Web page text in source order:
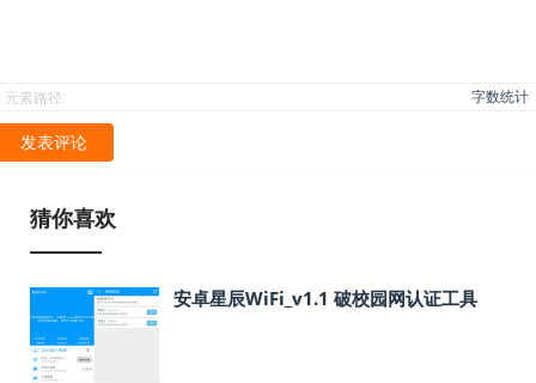
元素路径: 字数统计
发表评论
猜你喜欢
安卓星辰WiFi_v1.1 破校园网认证工具